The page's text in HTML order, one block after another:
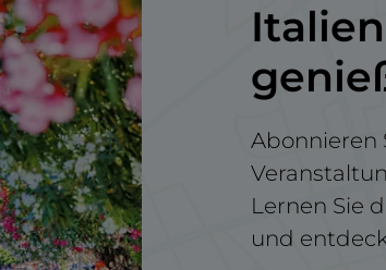
Abonnieren
Lernen Sie
und